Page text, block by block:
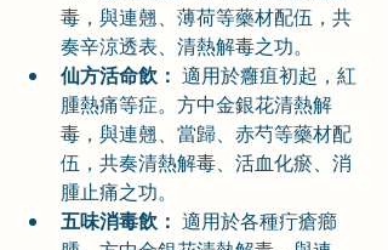
毒，與連翹、薄荷等藥材配伍，共
奏辛涼透表、清熱解毒之功。
仙方活命飲： 適用於癰疽初起，紅
腫熱痛等症。方中金銀花清熱解
毒，與連翹、當歸、赤芍等藥材配
伍，共奏清熱解毒、活血化瘀、消
腫止痛之功。
五味消毒飲： 適用於各種疔瘡癤